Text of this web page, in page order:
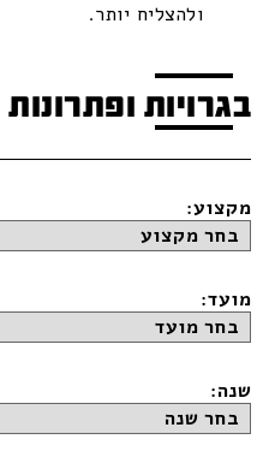
ולהצליח יותר.
בגרויות ופתרונות
מקצוע:
מועד:
שנה: